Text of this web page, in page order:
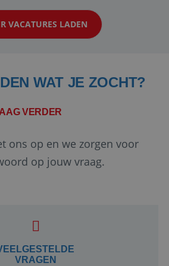
om die droomreis te
VACATURES LADEN
WAT JE ZOCHT?
VERDER
ons op en we zorgen voor
op jouw vraag.
VRAGEN
Google Privacy Policy